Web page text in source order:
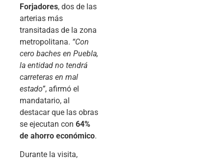
Forjadores, dos de las
arterias más
transitadas de la zona
metropolitana. “Con
cero baches en Puebla,
la entidad no tendrá
carreteras en mal
estado”, afirmó el
mandatario, al
destacar que las obras
se ejecutan con 64%
de ahorro económico.
Durante la visita,